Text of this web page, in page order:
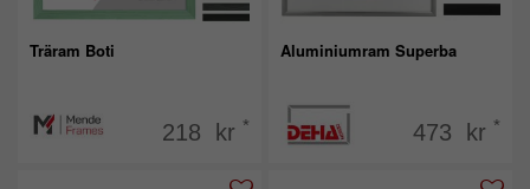
Träram Boti
218 kr *
Aluminiumram Superba
473 kr *